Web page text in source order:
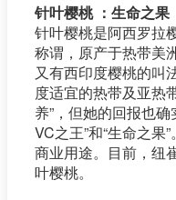
针叶樱桃 ：生命之果
针叶樱桃是阿西罗拉
称谓，原产于热带美
又有西印度樱桃的叫
度适宜的热带及亚热
养”，但她的回报也
VC之王”和“生命之果
商业用途。目前，纽
叶樱桃。